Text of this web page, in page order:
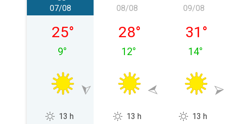
venerdì 07/08
07/08
25°
9°
13 h
sabato 08/08
08/08
28°
12°
13 h
domenica
09/08
31 °
14°
13 h